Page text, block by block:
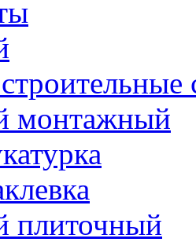
монтажный
плиточный